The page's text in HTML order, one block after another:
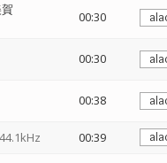
00:30
00:30
00:38
00:39